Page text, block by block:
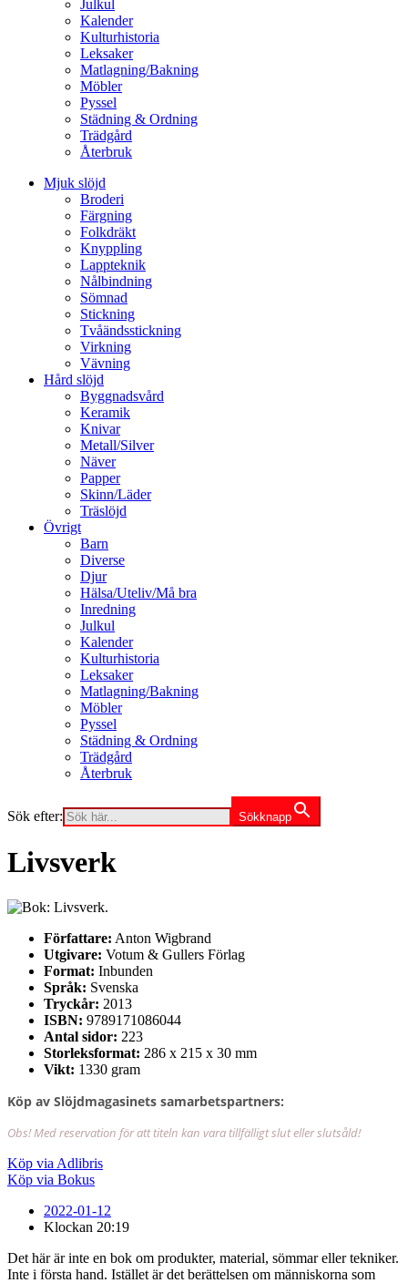
Julkul
Kalender
Kulturhistoria
Leksaker
Matlagning/Bakning
Möbler
Pyssel
Städning & Ordning
Trädgård
Återbruk
Mjuk slöjd
Broderi
Färgning
Folkdräkt
Knyppling
Lappteknik
Nålbindning
Sömnad
Stickning
Tvåändsstickning
Virkning
Vävning
Hård slöjd
Byggnadsvård
Keramik
Knivar
Metall/Silver
Näver
Papper
Skinn/Läder
Träslöjd
Övrigt
Barn
Diverse
Djur
Hälsa/Uteliv/Må bra
Inredning
Julkul
Kalender
Kulturhistoria
Leksaker
Matlagning/Bakning
Möbler
Pyssel
Städning & Ordning
Trädgård
Återbruk
Sök efter: Sökknapp
Livsverk
Författare: Anton Wigbrand
Utgivare: Votum & Gullers Förlag
Format: Inbunden
Språk: Svenska
Tryckår: 2013
ISBN: 9789171086044
Antal sidor: 223
Storleksformat: 286 x 215 x 30 mm
Vikt: 1330 gram
Köp av Slöjdmagasinets samarbetspartners:
Obs! Med reservation för att titeln kan vara tillfälligt slut eller slutsåld!
Köp via Adlibris
Köp via Bokus
2022-01-12
Klockan 20:19
Det här är inte en bok om produkter, material, sömmar eller tekniker.
Inte i första hand. Istället är det berättelsen om människorna som